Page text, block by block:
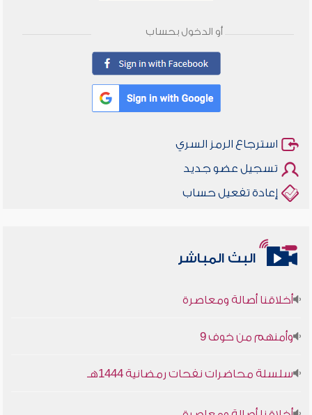
أو الدخول بحساب
استرجاع الرمز السري
تسجيل عضو جديد
إعادة تفعيل حساب
البث المباشر